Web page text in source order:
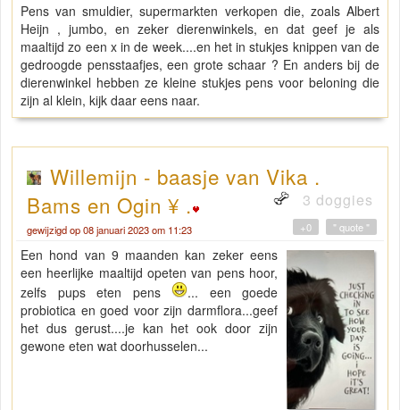
Pens van smuldier, supermarkten verkopen die, zoals Albert
Heijn , jumbo, en zeker dierenwinkels, en dat geef je als
maaltijd zo een x in de week....en het in stukjes knippen van de
gedroogde pensstaafjes, een grote schaar ? En anders bij de
dierenwinkel hebben ze kleine stukjes pens voor beloning die
zijn al klein, kijk daar eens naar.
Willemijn - baasje van Vika .
Bams en Ogin ¥ .
3 doggies
gewijzigd op 08 januari 2023 om 11:23 " quote "
+0
Een hond van 9 maanden kan zeker eens
een heerlijke maaltijd opeten van pens hoor,
zelfs pups eten pens
... een goede
probiotica en goed voor zijn darmflora...geef
het dus gerust....je kan het ook door zijn
gewone eten wat doorhusselen...